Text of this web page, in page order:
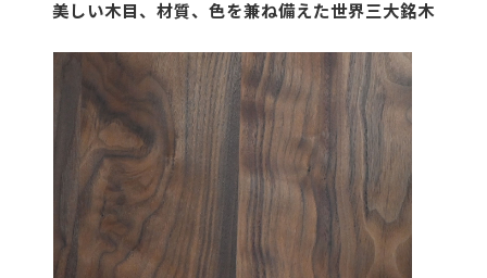
美しい木目、材質、色を兼ね備えた世界三大銘木